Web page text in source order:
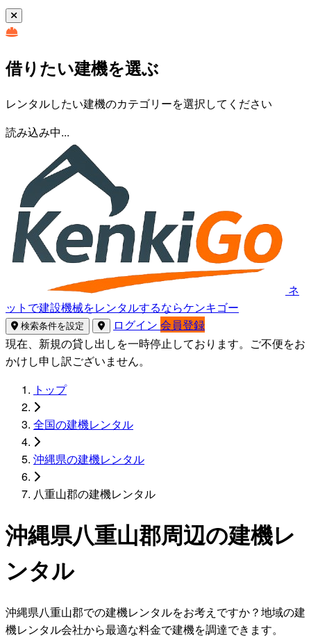
借りたい建機を選ぶ
レンタルしたい建機のカテゴリーを選択してください
読み込み中...
ネ
ットで建設機械をレンタルするならケンキゴー
検索条件を設定 ログイン 会員登録
現在、新規の貸し出しを一時停止しております。ご不便をお
かけし申し訳ございません。
トップ
全国の建機レンタル
沖縄県の建機レンタル
八重山郡の建機レンタル
沖縄県八重山郡周辺の建機レ
ンタル
沖縄県八重山郡での建機レンタルをお考えですか？地域の建
機レンタル会社から最適な料金で建機を調達できます。